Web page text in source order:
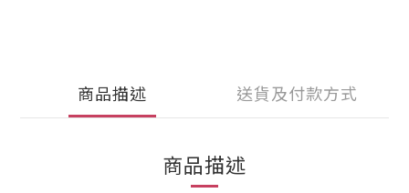
商品描述 送貨及付款方式
商品描述